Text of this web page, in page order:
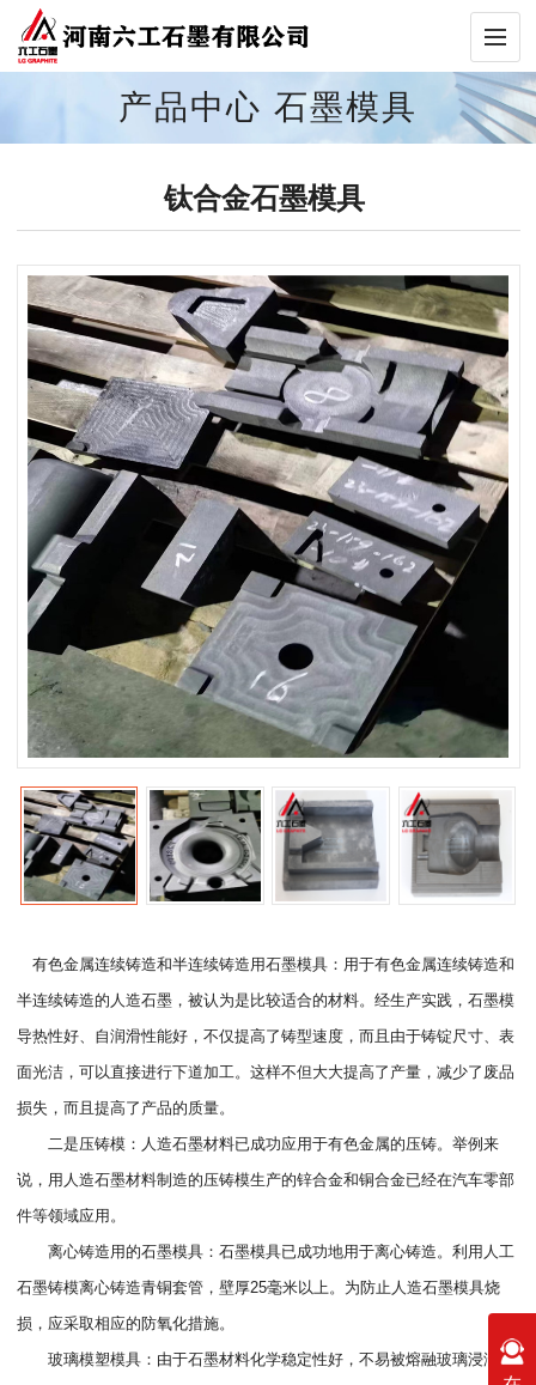
产品中心 石墨模具
钛合金石墨模具
有色金属连续铸造和半连续铸造用石墨模具：用于有色金属连续铸造和
半连续铸造的人造石墨，被认为是比较适合的材料。经生产实践，石墨模
导热性好、自润滑性能好，不仅提高了铸型速度，而且由于铸锭尺寸、表
面光洁，可以直接进行下道加工。这样不但大大提高了产量，减少了废品
损失，而且提高了产品的质量。
二是压铸模：人造石墨材料已成功应用于有色金属的压铸。举例来
说，用人造石墨材料制造的压铸模生产的锌合金和铜合金已经在汽车零部
件等领域应用。
离心铸造用的石墨模具：石墨模具已成功地用于离心铸造。利用人工
石墨铸模离心铸造青铜套管，壁厚25毫米以上。为防止人造石墨模具烧
损，应采取相应的防氧化措施。
玻璃模塑模具：由于石墨材料化学稳定性好，不易被熔融玻璃浸润，